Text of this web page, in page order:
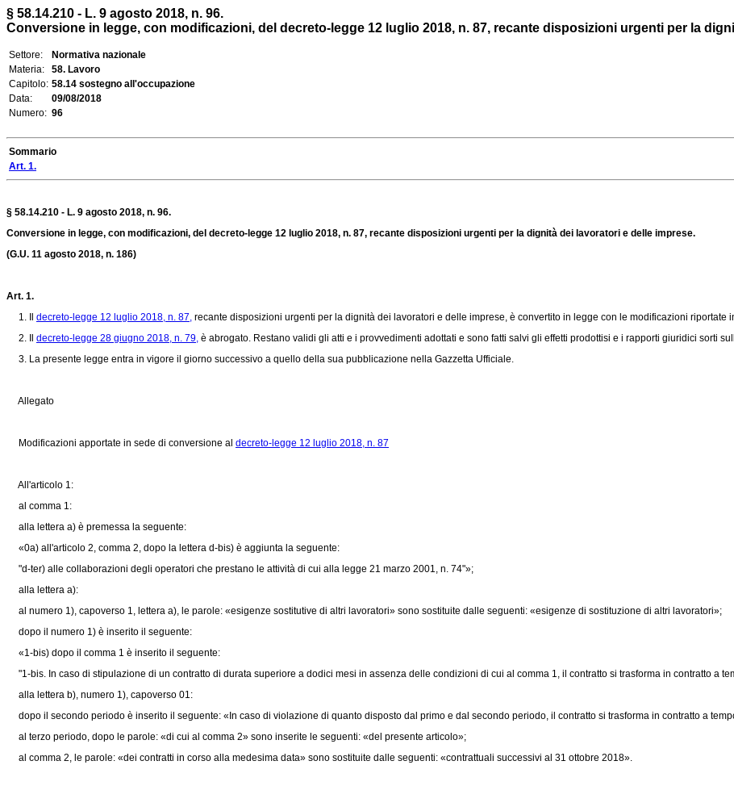
§ 58.14.210 - L. 9 agosto 2018, n. 96.
Conversione in legge, con modificazioni, del decreto-legge 12 luglio 2018, n. 87, recante disposizioni urgenti per la
Settore:
Normativa nazionale
Materia:
58. Lavoro
Capitolo: 58.14 sostegno all'occupazione
Data:
09/08/2018
Numero: 96
Sommario
Art. 1.
§ 58.14.210 - L. 9 agosto 2018, n. 96.
Conversione in legge, con modificazioni, del decreto-legge 12 luglio 2018, n. 87, recante disposizioni urgenti per la dignità dei lavoratori e delle imprese.
(G.U. 11 agosto 2018, n. 186)
Art. 1.
1. Il decreto-legge 12 luglio 2018, n. 87, recante disposizioni urgenti per la dignità dei lavoratori e delle imprese, è convertito in legge con le modificazioni riportate
2. Il decreto-legge 28 giugno 2018, n. 79, è abrogato. Restano validi gli atti e i provvedimenti adottati e sono fatti salvi gli effetti prodottisi e i rapporti giuridici sorti
3. La presente legge entra in vigore il giorno successivo a quello della sua pubblicazione nella Gazzetta Ufficiale.
Allegato
Modificazioni apportate in sede di conversione al decreto-legge 12 luglio 2018, n. 87
All'articolo 1:
al comma 1:
alla lettera a) è premessa la seguente:
«0a) all'articolo 2, comma 2, dopo la lettera d-bis) è aggiunta la seguente:
"d-ter) alle collaborazioni degli operatori che prestano le attività di cui alla legge 21 marzo 2001, n. 74"»;
alla lettera a):
al numero 1), capoverso 1, lettera a), le parole: «esigenze sostitutive di altri lavoratori» sono sostituite dalle seguenti: «esigenze di sostituzione di altri lavoratori»;
dopo il numero 1) è inserito il seguente:
«1-bis) dopo il comma 1 è inserito il seguente:
"1-bis. In caso di stipulazione di un contratto di durata superiore a dodici mesi in assenza delle condizioni di cui al comma 1, il contratto si trasforma in contratto a
alla lettera b), numero 1), capoverso 01:
dopo il secondo periodo è inserito il seguente: «In caso di violazione di quanto disposto dal primo e dal secondo periodo, il contratto si trasforma in contratto a
al terzo periodo, dopo le parole: «di cui al comma 2» sono inserite le seguenti: «del presente articolo»;
al comma 2, le parole: «dei contratti in corso alla medesima data» sono sostituite dalle seguenti: «contrattuali successivi al 31 ottobre 2018».